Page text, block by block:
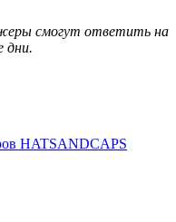
смогут ответить на
дни.